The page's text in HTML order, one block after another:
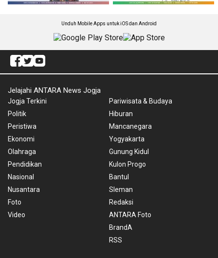
Unduh Mobile Apps untuk iOS dan Android
Jelajahi ANTARA News Jogja
Jogja Terkini
Politik
Peristiwa
Ekonomi
Olahraga
Pendidikan
Nasional
Nusantara
Foto
Video
Pariwisata & Budaya
Hiburan
Mancanegara
Yogyakarta
Gunung Kidul
Kulon Progo
Bantul
Sleman
Redaksi
ANTARA Foto
BrandA
RSS